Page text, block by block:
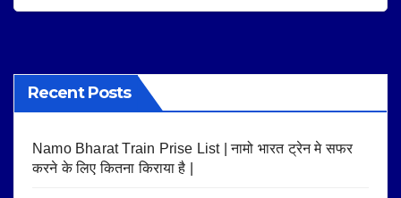
Recent Posts
Namo Bharat Train Prise List | नामो भारत ट्रेन मे सफर
करने के लिए कितना किराया है |